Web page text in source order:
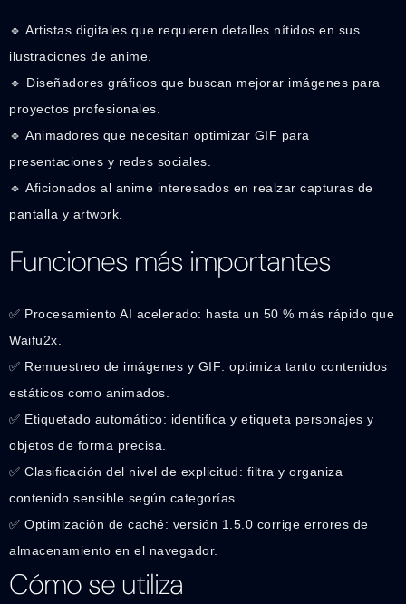
🔹 Artistas digitales que requieren detalles nítidos en sus
ilustraciones de anime.
🔹 Diseñadores gráficos que buscan mejorar imágenes para
proyectos profesionales.
🔹 Animadores que necesitan optimizar GIF para
presentaciones y redes sociales.
🔹 Aficionados al anime interesados en realzar capturas de
pantalla y artwork.
Funciones más importantes
✅ Procesamiento AI acelerado: hasta un 50 % más rápido que
Waifu2x.
✅ Remuestreo de imágenes y GIF: optimiza tanto contenidos
estáticos como animados.
✅ Etiquetado automático: identifica y etiqueta personajes y
objetos de forma precisa.
✅ Clasificación del nivel de explicitud: filtra y organiza
contenido sensible según categorías.
✅ Optimización de caché: versión 1.5.0 corrige errores de
almacenamiento en el navegador.
Cómo se utiliza